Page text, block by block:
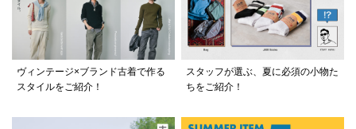
ヴィンテージ×ブランド古着で作る
スタイルをご紹介！
スタッフが選ぶ、夏に必須の小物た
ちをご紹介！